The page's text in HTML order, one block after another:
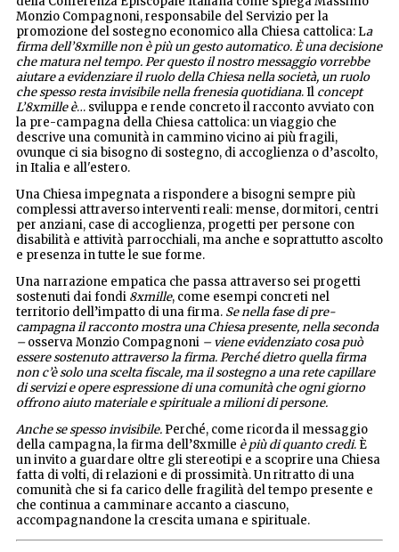
Monzio Compagnoni, responsabile del Servizio per la
promozione del sostegno economico alla Chiesa cattolica: La
firma dell’8xmille non è più un gesto automatico. È una decisione
che matura nel tempo. Per questo il nostro messaggio vorrebbe
aiutare a evidenziare il ruolo della Chiesa nella società, un ruolo
che spesso resta invisibile nella frenesia quotidiana. Il concept
L’8xmille è… sviluppa e rende concreto il racconto avviato con
la pre-campagna della Chiesa cattolica: un viaggio che
descrive una comunità in cammino vicino ai più fragili,
ovunque ci sia bisogno di sostegno, di accoglienza o d’ascolto,
in Italia e all'estero.
Una Chiesa impegnata a rispondere a bisogni sempre più
complessi attraverso interventi reali: mense, dormitori, centri
per anziani, case di accoglienza, progetti per persone con
disabilità e attività parrocchiali, ma anche e soprattutto ascolto
e presenza in tutte le sue forme.
Una narrazione empatica che passa attraverso sei progetti
sostenuti dai fondi 8xmille, come esempi concreti nel
territorio dell’impatto di una firma. Se nella fase di pre-
campagna il racconto mostra una Chiesa presente, nella seconda
–osserva Monzio Compagnoni – viene evidenziato cosa può
essere sostenuto attraverso la firma. Perché dietro quella firma
non c’è solo una scelta fiscale, ma il sostegno a una rete capillare
di servizi e opere espressione di una comunità che ogni giorno
offrono aiuto materiale e spirituale a milioni di persone.
Anche se spesso invisibile. Perché, come ricorda il messaggio
della campagna, la firma dell’8xmille è più di quanto credi. È
un invito a guardare oltre gli stereotipi e a scoprire una Chiesa
fatta di volti, di relazioni e di prossimità. Un ritratto di una
comunità che si fa carico delle fragilità del tempo presente e
che continua a camminare accanto a ciascuno,
accompagnandone la crescita umana e spirituale.